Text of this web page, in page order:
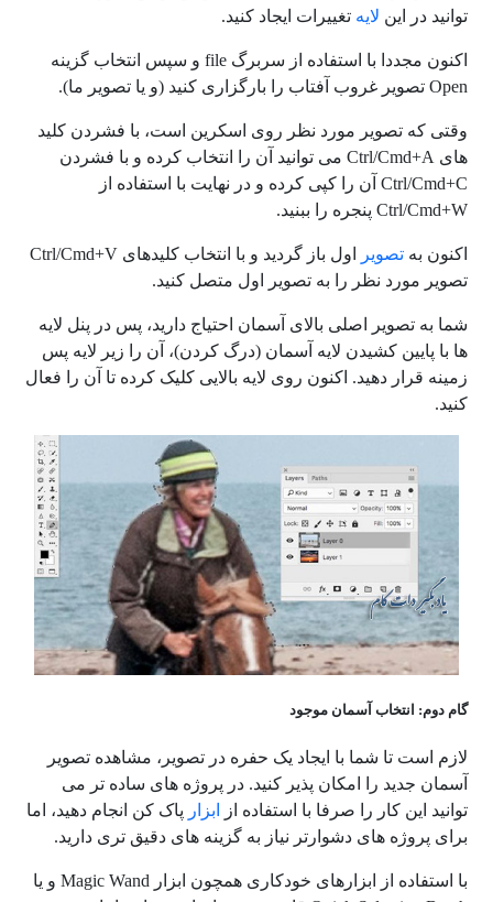
توانید در این لایه تغییرات ایجاد کنید.
اکنون مجددا با استفاده از سربرگ file و سپس انتخاب گزینه
Open تصویر غروب آفتاب را بارگزاری کنید (و یا تصویر ما).
وقتی که تصویر مورد نظر روی اسکرین است، با فشردن کلید
های Ctrl/Cmd+A می توانید آن را انتخاب کرده و با فشردن
Ctrl/Cmd+C آن را کپی کرده و در نهایت با استفاده از
Ctrl/Cmd+W پنجره را ببنید.
اکنون به تصویر
اول باز گردید و با انتخاب کلیدهای Ctrl/Cmd+V
تصویر مورد نظر را به تصویر اول متصل کنید.
شما به تصویر اصلی بالای آسمان احتیاج دارید، پس در پنل لایه
ها با پایین کشیدن لایه آسمان (درگ کردن)، آن را زیر لایه پس
زمینه قرار دهید. اکنون روی لایه بالایی کلیک کرده تا آن را فعال
کنید.
گام دوم: انتخاب آسمان موجود
لازم است تا شما با ایجاد یک حفره در تصویر، مشاهده تصویر
آسمان جدید را امکان پذیر کنید. در پروژه های ساده تر می
توانید این کار را صرفا با استفاده از
ابزار پاک کن انجام دهید، اما
برای پروژه های دشوارتر نیاز به گزینه های دقیق تری دارید.
با استفاده از ابزارهای خودکاری همچون ابزار Magic Wand و یا